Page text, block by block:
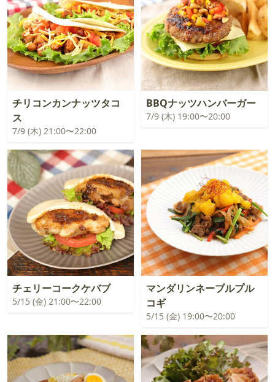
チリコンカンナッツタコ
ス
7/9 (木) 21:00〜22:00
BBQナッツハンバーガー
7/9 (木) 19:00〜20:00
チェリーコークケバブ
5/15 (金) 21:00〜22:00
マンダリンネーブルプル
コギ
5/15 (金) 19:00〜20:00